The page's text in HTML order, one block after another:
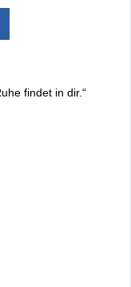
findet in dir.“